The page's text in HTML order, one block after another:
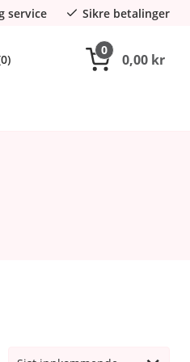
service Sikre betalinger
0)
0
0,00 kr